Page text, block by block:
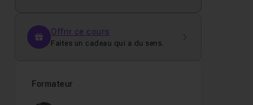
Offrir ce cours
Faites un cadeau qui a du sens.
Formateur